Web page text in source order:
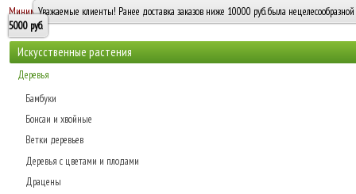
Минимальный заказ -10 0005000 руб.
Уважаемые клиенты! Ранее доставка заказов ниже 10000 руб. была
5000 руб.
Искусственные растения
Деревья
Бамбуки
Бонсаи и хвойные
Ветки деревьев
Деревья с цветами и плодами
Драцены